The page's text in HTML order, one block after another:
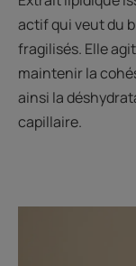
actif qui veut du
fragilisés. Elle
maintenir la
ainsi la
capillaire.